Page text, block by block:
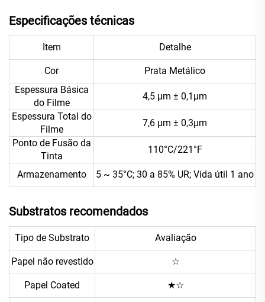
Especificações técnicas
Item Detalhe
Cor
Prata Metálico
Espessura Básica
do Filme
4,5 μm ± 0,1μm
Espessura Total do
Filme
7,6 μm ± 0,3μm
Ponto de Fusão da
Tinta
110°C/221°F
Armazenamento 5 ~ 35°C; 30 a 85% UR; Vida útil 1 ano
Substratos recomendados
Tipo de Substrato Avaliação
Papel não revestido ☆
Papel Coated ★☆